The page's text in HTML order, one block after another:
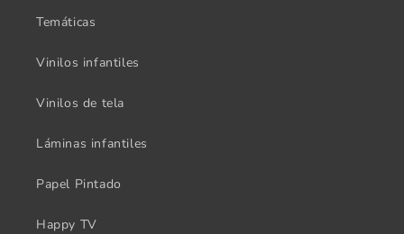
Temáticas
Vinilos infantiles
Vinilos de tela
Láminas infantiles
Papel Pintado
Happy TV